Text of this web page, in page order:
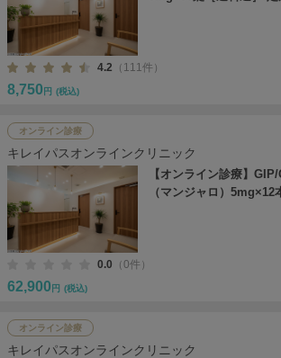
4.2 （111件）
8,750 円 (税込)
オンライン診療
キレイパスオンラインクリニック
【オンライン診療】
（マンジャロ）
0.0 （0件）
62,900 円 (税込)
オンライン診療
キレイパスオンラインクリニック